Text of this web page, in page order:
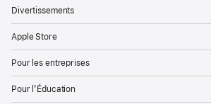
Divertissements
Apple Store
Pour les entreprises
Pour l’Éducation